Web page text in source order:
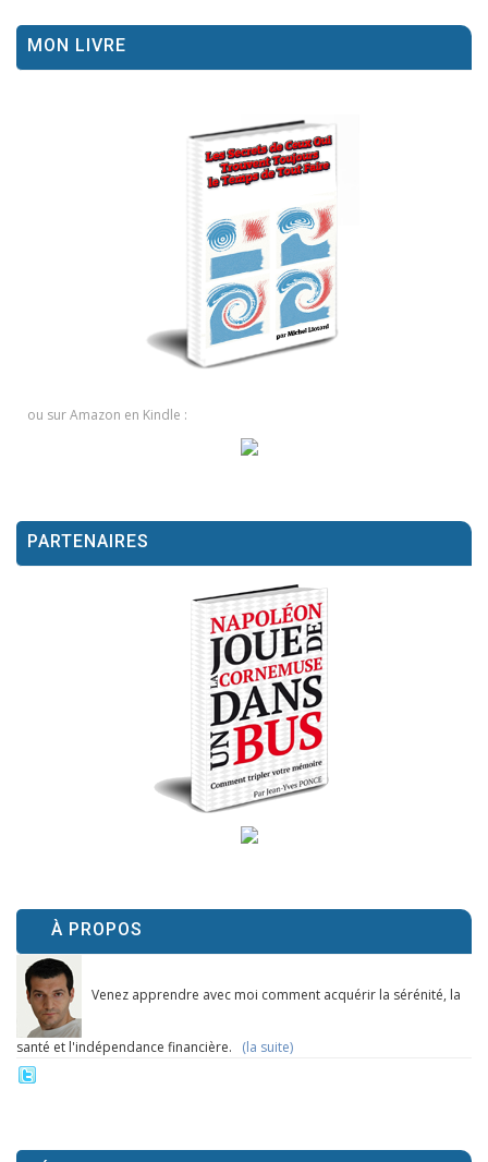
MON LIVRE
ou sur Amazon en Kindle :
PARTENAIRES
À PROPOS
Venez apprendre avec moi comment acquérir la sérénité, la
santé et l'indépendance financière. (la suite)